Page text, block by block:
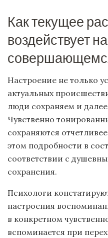
Как текущее
воздействует
Настроение не только
актуальных
люди сохраняем и
Чувственно
сохраняются
этом подробности в
соответствии с
сохранения.
Психологи
настроения
в конкретном
вспоминается при